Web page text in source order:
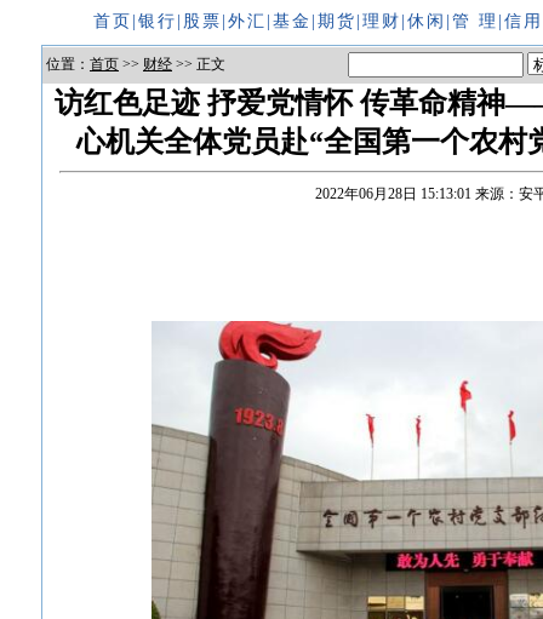
首页 银行 股票 外汇 基金 期货 理财 休闲 管 理 信
位置： 首页 >> 财经 >> 正文
访红色足迹 抒爱党情怀 传革命精神
心机关全体党员赴“全国第一个农村
2022年06月28日 15:13:01 来源：安